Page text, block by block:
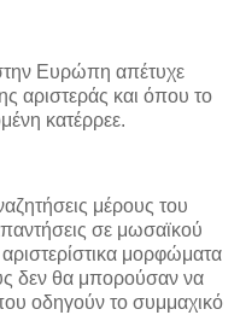
Ευρώπη απέτυχε
αριστεράς και όπου το
κατέρρεε.
μέρους του
σε μωσαϊκού
μορφώματα
δεν θα μπορούσαν να
οδηγούν το συμμαχικό